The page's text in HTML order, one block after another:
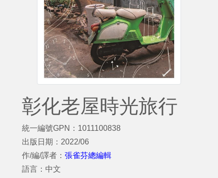
彰化老屋時光旅行
統一編號GPN：1011100838
出版日期：2022/06
作/編/譯者： 張雀芬總編輯
語言：中文